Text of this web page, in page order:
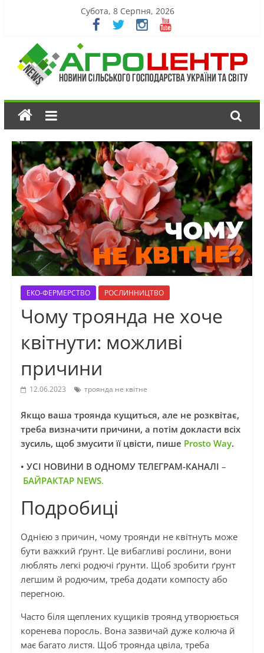
Субота, 8 Серпня, 2026
ЕКО-ФЕРМЕРСТВО РОСЛИННИЦТВО
Чому троянда не хоче
квітнути: можливі
причини
12.06.2023 троянда не квітне
Якщо ваша троянда кущиться, але не розквітає,
треба визначити причини, а потім докласти всіх
зусиль, щоб змусити її цвісти, пише Prosto Way.
• УСІ НОВИНИ В ОДНОМУ ТЕЛЕГРАМ-КАНАЛІ –
БАЙРАКТАР NEWS.
Подробиці
Однією з причин, чому троянди не квітнуть може
бути важкий ґрунт. Це вибагливі рослини, вони
люблять легкі родючі ґрунти. Щоб зробити ґрунт
легшим й родючим, треба додати компосту або
перегною.
Часто біля щеплених кущиків троянд утворюється
коренева поросль. Вона зазвичай дуже колюча й
має багато листя. Щоб троянда цвіла, треба